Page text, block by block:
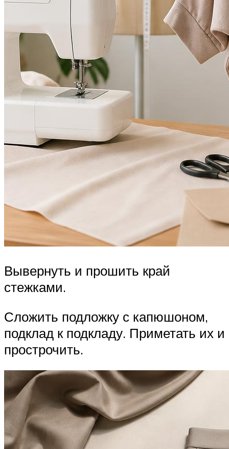
Вывернуть и прошить край
стежками.
Сложить подложку с капюшоном,
подклад к подкладу. Приметать их и
прострочить.